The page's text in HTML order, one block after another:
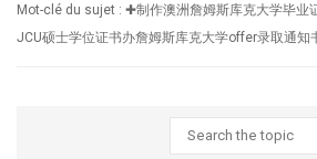
Mot-clé du sujet : ✚制作澳洲詹姆斯库克大学毕业
JCU硕士学位证书办詹姆斯库克大学offer录取通知